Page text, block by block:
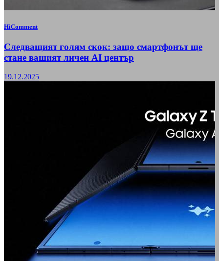
HiComment
Следващият голям скок: защо смартфонът ще
стане вашият личен AI център
19.12.2025